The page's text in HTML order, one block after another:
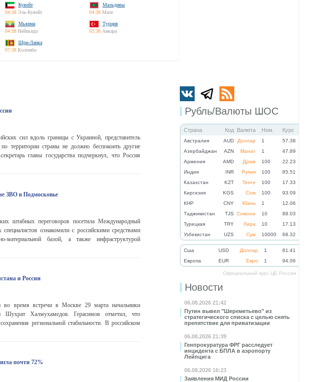
Кувейт
04:38 Эль-Кувейт
Мальдивы
04:38 Мале
Мьянма
04:38 Нейпьидо
Турция
03:38 Анкара
Шри-Ланка
07:38 Коломбо
Рубль/Валюты ШОС
Страна Код Валюта Ном. Курс
Австралия AUD Доллар 1
57.38
Азербайджан
AZN Манат 1
47.89
Армения
AMD Драм 100
22.23
Индия
INR Рупия 100
85.51
Казахстан
KZT Тенге 100
17.33
Киргизия
KGS Сом 100
93.09
КНР
CNY Юань 1
12.06
Таджикистан
TJS Сомони 10
88.03
Турецкая
TRY Лира 10
17.13
Узбекистан
UZS Сум 10000 68.32
Cша USD Доллар 1
81.41
Eвропа
EUR Евро 1 94.06
Официальный курс ЦБ России
Новости
06.08.2026 21:42
Путин вывел "Шереметьево" из
стратегического списка с целью снять
препятствие для приватизации
06.08.2026 21:39
Генпрокуратура ФРГ расследует
инцидента с БПЛА в аэропорту
Лейпцига
06.08.2026 16:23
Заявления МИД России
сил вдоль границы с Украиной, представитель
территории страны не должно беспокоить другие
главы государства подчеркнул, что Россия
ЗВО в Подмосковье
штабных переговоров посетила Международный
ознакомили с российскими средствами
материальной базой, а также инфраструктурой
и России
во время встречи в Москве 29 марта начальники
Шухрат Халмухамедов. Герасимов отметил, что
региональной стабильности. В российском
почти 72%